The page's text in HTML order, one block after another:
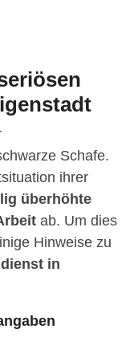
Schafe.
ihrer
überhöhte
ab. Um dies
Hinweise zu
in